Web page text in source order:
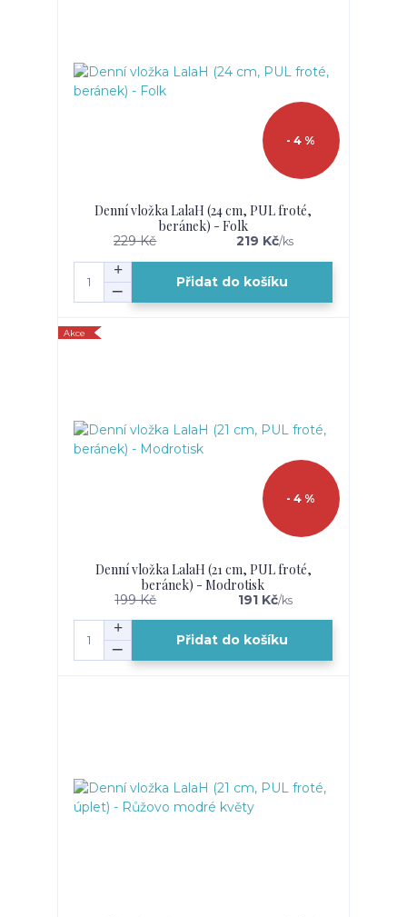
- 4 %
Denní vložka LalaH (24 cm, PUL froté,
beránek) - Folk
229 Kč 219 Kč/ks
Přidat do košíku
Akce
- 4 %
Denní vložka LalaH (21 cm, PUL froté,
beránek) - Modrotisk
199 Kč 191 Kč/ks
Přidat do košíku